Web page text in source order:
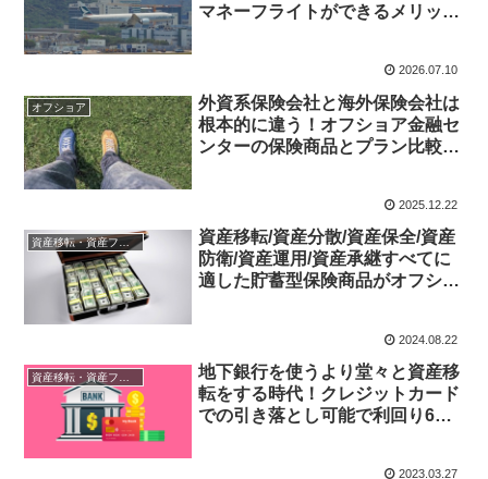
マネーフライトができるメリット
2026.07.10
オフショア
外資系保険会社と海外保険会社は
根本的に違う！オフショア金融セ
ンターの保険商品とプラン比較す
2025.12.22
資産移転/資産分散/資産保全/資産
防衛/資産運用/資産承継すべてに
適した貯蓄型保険商品がオフショ
2024.08.22
地下銀行を使うより堂々と資産移
転をする時代！クレジットカード
での引き落とし可能で利回り6～
2023.03.27